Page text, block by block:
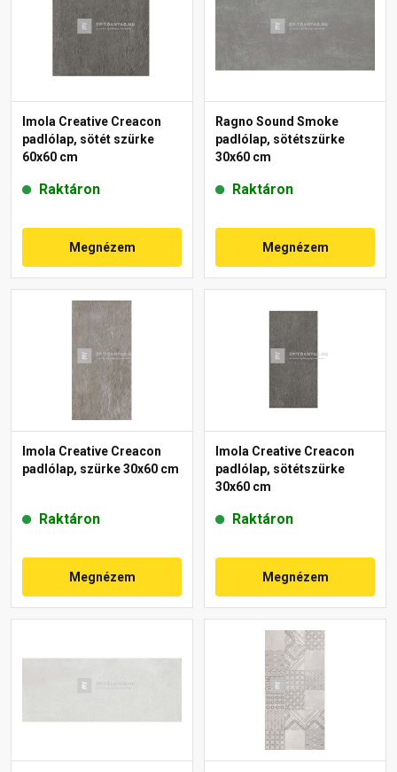
Imola Creative Creacon
padlólap, sötét szürke
60x60 cm
Raktáron
Megnézem
Ragno Sound Smoke
padlólap, sötétszürke
30x60 cm
Raktáron
Megnézem
Imola Creative Creacon
padlólap, szürke 30x60 cm
Raktáron
Megnézem
Imola Creative Creacon
padlólap, sötétszürke
30x60 cm
Raktáron
Megnézem